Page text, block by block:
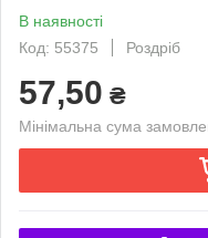
В наявності
Код: 55375
Роздріб
57,50 ₴
Мінімальна сума